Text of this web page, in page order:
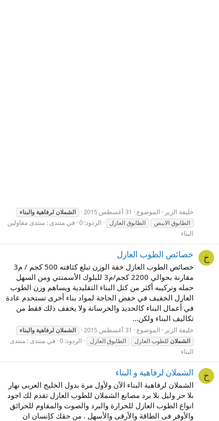
خليفة الزير الموضوع 31 أغسطس 2015 الشملان لرفاهية والبناء
الطابوق الابيض
الطابوق العازل الردود: 0 في منتدى : منتدى مقاولين
البناء
خ خصائص الطوب العازل
خصائص الطوب العازل خفة الوزن تبلغ كثافته 500 كجم / م3
مقارنة بحوالي 2200 كجم/م3 للبلوك الأسمنتي ومن السهل
حمله وتركيبه أكثر من كتل البناء التقليدية ويساهم وزن الطوب
العازل الخفيف في خفض الحاجة لمواد بناء أخرى تستخدم عادة
في أعمال البناء كالحديد والخرسانة ولا يخفف ذلك فقط من
تكاليف البناء ولكن...
خليفة الزير الموضوع 31 أغسطس 2015 الشملان لرفاهية والبناء
الشملان للطوب العازل الطابوق العازل الردود: 0 في منتدى : منتدى
البناء
خ الشملان لرفاهية و البناء
الشملان لرفاهية البناء الآن ولأول مرة بدول الخليج العربى نهار
بلا حر وليل بلا برد مصانع الشملان للطوب العازل تقدم لك اجود
انواع الطوب العازل للحرارة والبرد والصوت والمقاوم للحرائق
والأوفر فى الطاقة والأرقى والأسهل . من حقك كإنسان ان